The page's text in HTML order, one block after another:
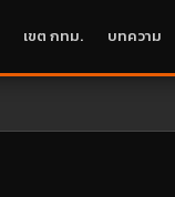
เขต กทม. บทความ